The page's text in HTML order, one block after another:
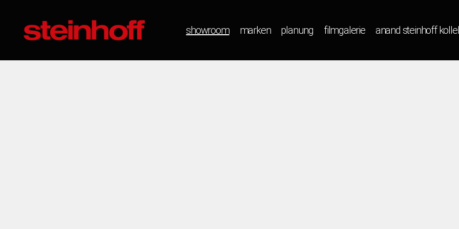
showroom marken planung filmgalerie anand steinhoff